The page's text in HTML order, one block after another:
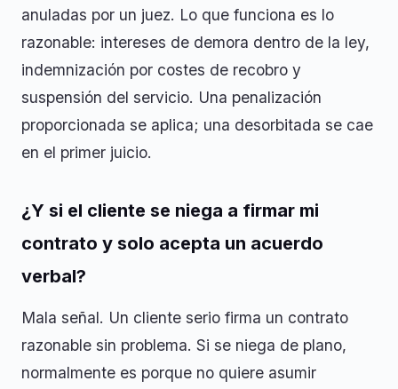
anuladas por un juez. Lo que funciona es lo
razonable: intereses de demora dentro de la ley,
indemnización por costes de recobro y
suspensión del servicio. Una penalización
proporcionada se aplica; una desorbitada se cae
en el primer juicio.
¿Y si el cliente se niega a firmar mi
contrato y solo acepta un acuerdo
verbal?
Mala señal. Un cliente serio firma un contrato
razonable sin problema. Si se niega de plano,
normalmente es porque no quiere asumir